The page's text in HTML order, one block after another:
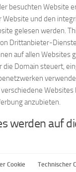
besuchten Website
Website und den
gelesen werden.
Drittanbieter-
auf allen Websites
die Domain steuert,
anzubieten.
werden auf
Cookie
Technischer